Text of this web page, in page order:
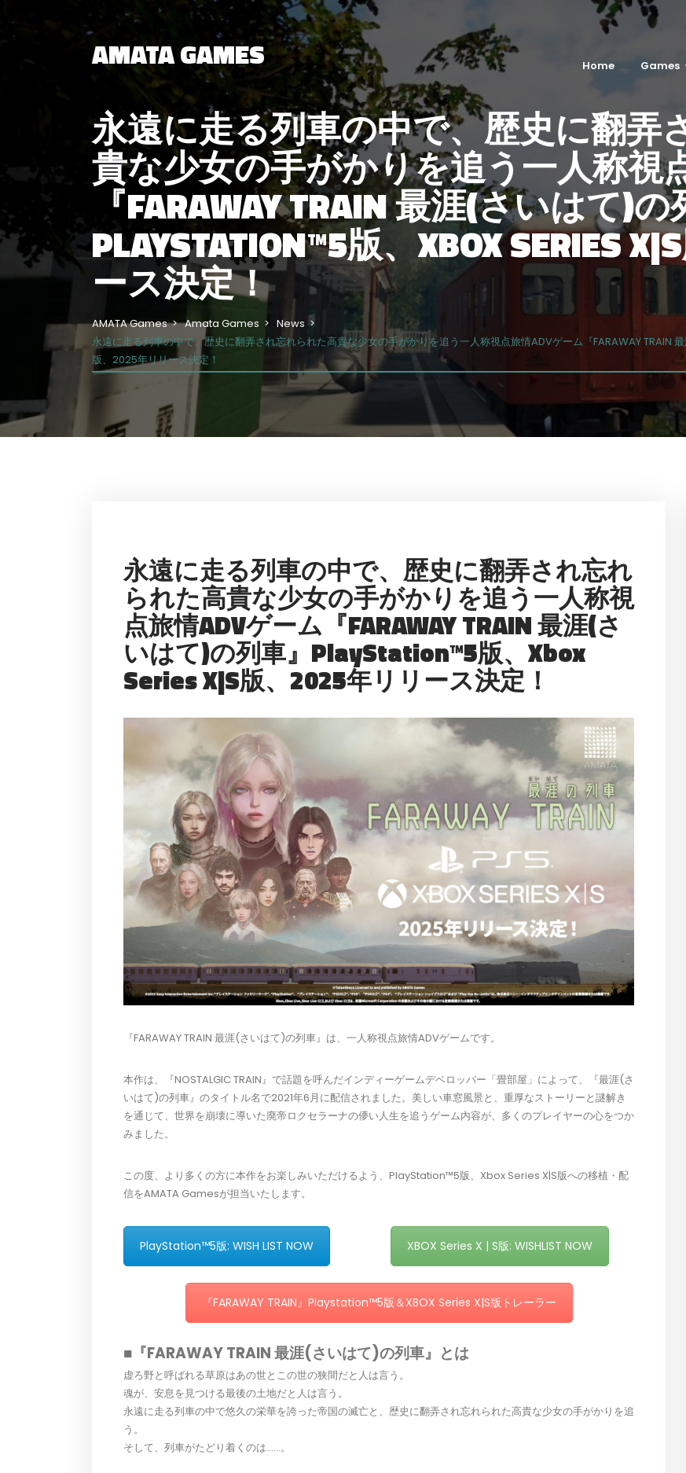
AMATA GAMES Home Games
永遠に走る列車の中で、歴史に翻弄
貴な少女の手がかりを追う一人称視
『FARAWAY TRAIN 最涯(さいはて)
PLAYSTATION™5版、XBOX SERIES
ース決定！
AMATA Games Amata Games
News
永遠に走る列車の中で、歴史に翻弄され忘れられた高貴な少女の手がかりを追う一人称視点旅情ADVゲーム『FARAWAY
版、2025年リリース決定！
永遠に走る列車の中で、歴史に翻弄され忘れ
られた高貴な少女の手がかりを追う一人称視
点旅情ADVゲーム『FARAWAY TRAIN 最涯(さ
いはて)の列車』PlayStation™5版、Xbox
Series X|S版、2025年リリース決定！
『FARAWAY TRAIN 最涯(さいはて)の列車』は、一人称視点旅情ADVゲームです。
本作は、『NOSTALGIC TRAIN』で話題を呼んだインディーゲームデベロッパー「畳部屋」によって、『最涯(さ
いはて)の列車』のタイトル名で2021年6月に配信されました。美しい車窓風景と、重厚なストーリーと謎解き
を通じて、世界を崩壊に導いた廃帝ロクセラーナの儚い人生を追うゲーム内容が、多くのプレイヤーの心をつか
みました。
この度、より多くの方に本作をお楽しみいただけるよう、PlayStation™5版、Xbox Series X|S版への移植・配
信をAMATA Gamesが担当いたします。
PlayStation™5版: WISH LIST NOW XBOX Series X | S版: WISHLIST NOW
『FARAWAY TRAIN』Playstation™5版＆XBOX Series X|S版トレーラー
■『FARAWAY TRAIN 最涯(さいはて)の列車』とは
虚ろ野と呼ばれる草原はあの世とこの世の狭間だと人は言う。
魂が、安息を見つける最後の土地だと人は言う。
永遠に走る列車の中で悠久の栄華を誇った帝国の滅亡と、歴史に翻弄され忘れられた高貴な少女の手がかりを追
う。
そして、列車がたどり着くのは……。